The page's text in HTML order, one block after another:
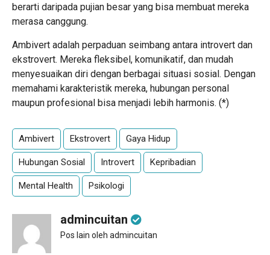
berarti daripada pujian besar yang bisa membuat mereka
merasa canggung.
Ambivert adalah perpaduan seimbang antara introvert dan
ekstrovert. Mereka fleksibel, komunikatif, dan mudah
menyesuaikan diri dengan berbagai situasi sosial. Dengan
memahami karakteristik mereka, hubungan personal
maupun profesional bisa menjadi lebih harmonis. (*)
Ambivert Ekstrovert Gaya Hidup
Hubungan Sosial Introvert Kepribadian
Mental Health Psikologi
admincuitan
Pos lain oleh admincuitan